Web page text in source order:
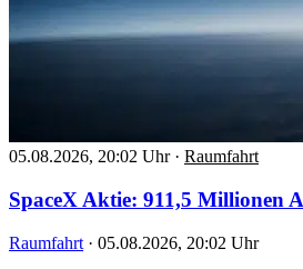
05.08.2026, 20:02 Uhr · Raumfahrt
SpaceX Aktie: 911,5 Millionen
Raumfahrt · 05.08.2026, 20:02 Uhr